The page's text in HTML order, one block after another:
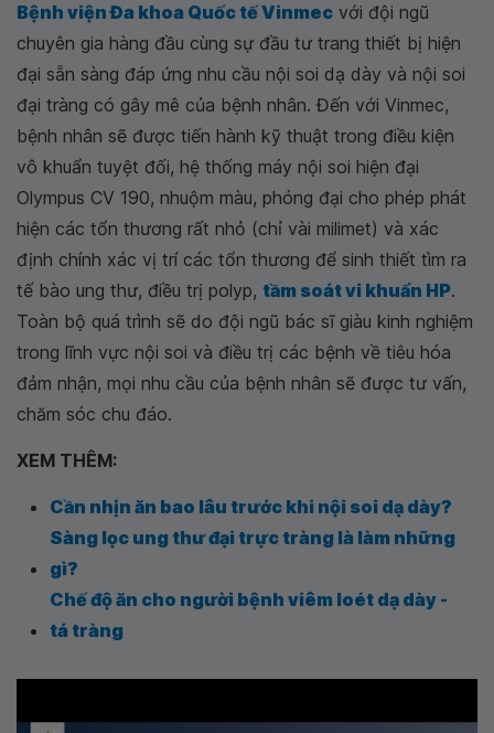
Bệnh viện Đa khoa Quốc tế Vinmec với đội ngũ
chuyên gia hàng đầu cùng sự đầu tư trang thiết bị hiện
đại sẵn sàng đáp ứng nhu cầu nội soi dạ dày và nội soi
đại tràng có gây mê của bệnh nhân. Đến với Vinmec,
bệnh nhân sẽ được tiến hành kỹ thuật trong điều kiện
vô khuẩn tuyệt đối, hệ thống máy nội soi hiện đại
Olympus CV 190, nhuộm màu, phóng đại cho phép phát
hiện các tổn thương rất nhỏ (chỉ vài milimet) và xác
định chính xác vị trí các tổn thương để sinh thiết tìm ra
tế bào ung thư, điều trị polyp, tầm soát vi khuẩn HP.
Toàn bộ quá trình sẽ do đội ngũ bác sĩ giàu kinh nghiệm
trong lĩnh vực nội soi và điều trị các bệnh về tiêu hóa
đảm nhận, mọi nhu cầu của bệnh nhân sẽ được tư vấn,
chăm sóc chu đáo.
XEM THÊM:
Cần nhịn ăn bao lâu trước khi nội soi dạ dày?
Sàng lọc ung thư đại trực tràng là làm những
gì?
Chế độ ăn cho người bệnh viêm loét dạ dày -
tá tràng